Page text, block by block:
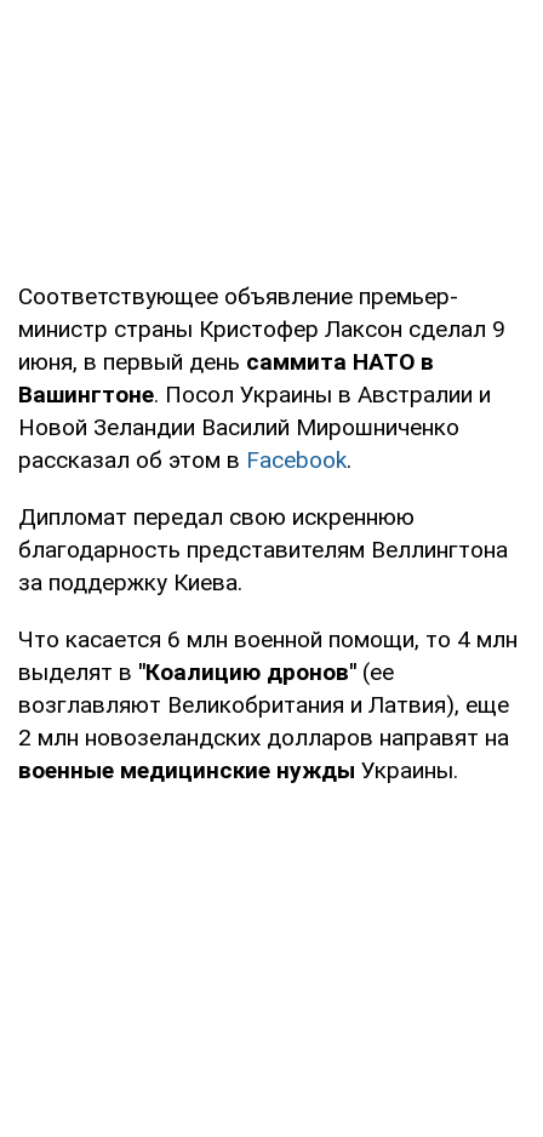
Соответствующее объявление премьер-
министр страны Кристофер Лаксон сделал 9
июня, в первый день саммита НАТО в
Вашингтоне. Посол Украины в Австралии и
Новой Зеландии Василий Мирошниченко
рассказал об этом в Facebook.
Дипломат передал свою искреннюю
благодарность представителям Веллингтона
за поддержку Киева.
Что касается 6 млн военной помощи, то 4 млн
выделят в "Коалицию дронов" (ее
возглавляют Великобритания и Латвия), еще
2 млн новозеландских долларов направят на
военные медицинские нужды Украины.